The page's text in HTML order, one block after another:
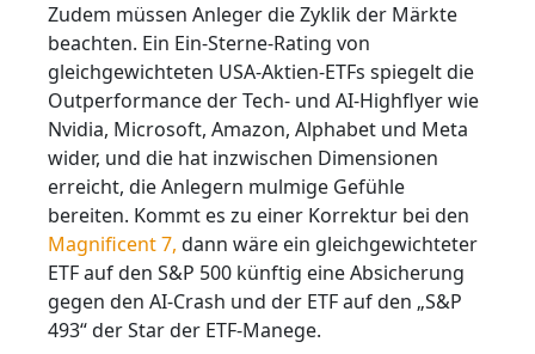
Zudem müssen Anleger die Zyklik der Märkte
beachten. Ein Ein-Sterne-Rating von
gleichgewichteten USA-Aktien-ETFs spiegelt die
Outperformance der Tech- und AI-Highflyer wie
Nvidia, Microsoft, Amazon, Alphabet und Meta
wider, und die hat inzwischen Dimensionen
erreicht, die Anlegern mulmige Gefühle
bereiten. Kommt es zu einer Korrektur bei den
Magnificent 7, dann wäre ein gleichgewichteter
ETF auf den S&P 500 künftig eine Absicherung
gegen den AI-Crash und der ETF auf den „S&P
493“ der Star der ETF-Manege.